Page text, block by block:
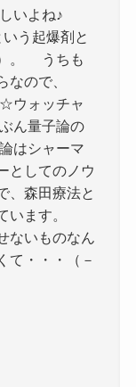
いよね♪
う起爆剤と
）。 うちも
なので、
ウォッチャ
ん量子論の
はシャーマ
としてのノウ
、森田療法と
います。
ないものなん
て・・・（－